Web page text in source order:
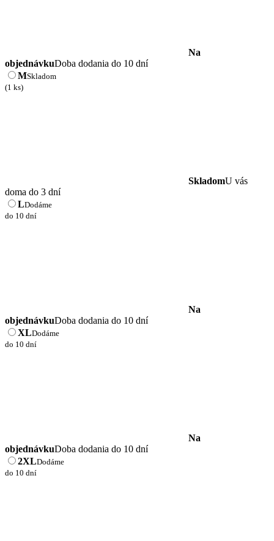
Na
objednávkuDoba dodania do 10 dní
MSkladom
(1 ks)
SkladomU vás
doma do 3 dní
LDodáme
do 10 dní
Na
objednávkuDoba dodania do 10 dní
XLDodáme
do 10 dní
Na
objednávkuDoba dodania do 10 dní
2XLDodáme
do 10 dní